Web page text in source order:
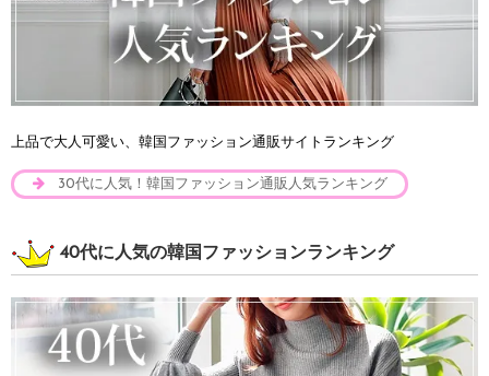
上品で大人可愛い、韓国ファッション通販サイトランキング
30代に人気！韓国ファッション通販人気ランキング
40代に人気の韓国ファッションランキング